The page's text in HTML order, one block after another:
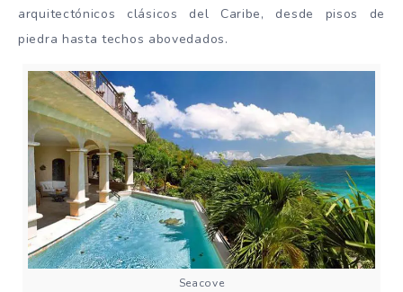
arquitectónicos clásicos del Caribe, desde pisos de
piedra hasta techos abovedados.
Seacove